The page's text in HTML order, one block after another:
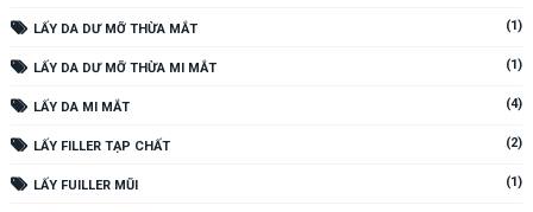
LẤY DA DƯ MỠ THỪA MẮT (1)
LẤY DA DƯ MỠ THỪA MI MẮT (1)
LẤY DA MI MẮT (4)
LẤY FILLER TẠP CHẤT (2)
LẤY FUILLER MŨI (1)